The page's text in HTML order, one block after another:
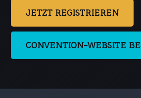
JETZT REGISTRIEREN
CONVENTION-WEBSITE